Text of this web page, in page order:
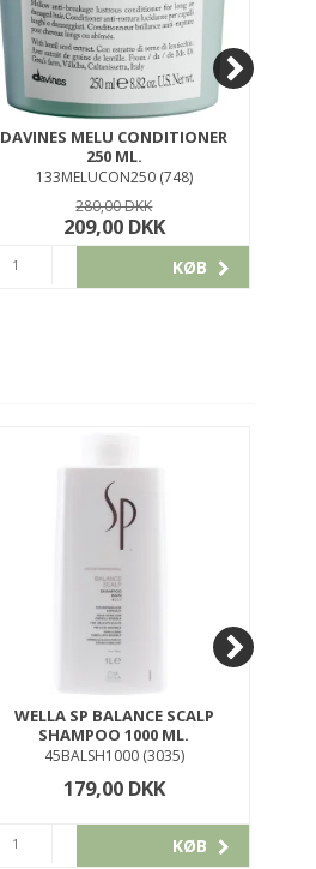
DAVINES MELU CONDITIONER
250 ML.
133MELUCON250 (748)
280,00 DKK
209,00 DKK
KØB
WELLA SP BALANCE SCALP
SHAMPOO 1000 ML.
45BALSH1000 (3035)
179,00 DKK
KØB